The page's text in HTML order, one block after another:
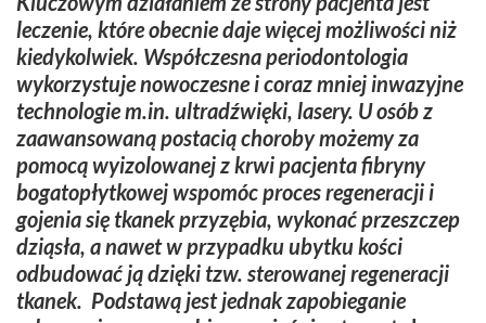
leczenie, które obecnie daje więcej możliwości niż
kiedykolwiek. Współczesna periodontologia
wykorzystuje nowoczesne i coraz mniej inwazyjne
technologie m.in. ultradźwięki, lasery. U osób z
zaawansowaną postacią choroby możemy za
pomocą wyizolowanej z krwi pacjenta fibryny
bogatopłytkowej wspomóc proces regeneracji i
gojenia się tkanek przyzębia, wykonać przeszczep
dziąsła, a nawet w przypadku ubytku kości
odbudować ją dzięki tzw. sterowanej regeneracji
tkanek. Podstawą jest jednak zapobieganie